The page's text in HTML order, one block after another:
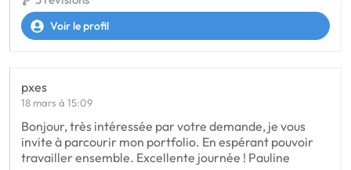
Voir le profil
pxes
18 mars à 15:09
Bonjour, très intéressée par votre demande, je vous
invite à parcourir mon portfolio. En espérant pouvoir
travailler ensemble. Excellente journée ! Pauline